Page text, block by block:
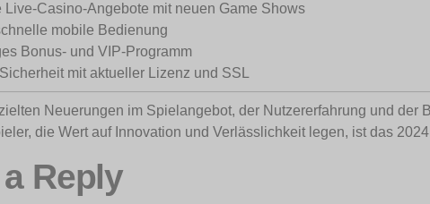
Live-Casino-Angebote mit neuen Game Shows
mobile Bedienung
Bonus- und VIP-Programm
mit aktueller Lizenz und SSL
Neuerungen im Spielangebot, der Nutzererfahrung und
die Wert auf Innovation und Verlässlichkeit legen, ist das
Reply